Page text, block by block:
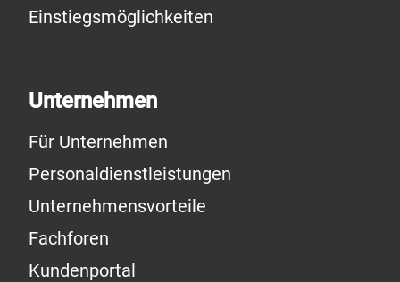
Einstiegsmöglichkeiten
Unternehmen
Für Unternehmen
Personaldienstleistungen
Unternehmensvorteile
Fachforen
Kundenportal